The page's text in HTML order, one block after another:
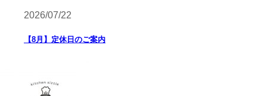
2026/07/22
【8月】定休日のご案内